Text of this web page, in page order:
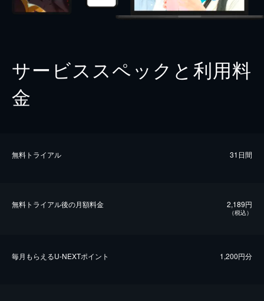
サービススペックと利用料
金
無料トライアル 31日間
無料トライアル後の⽉額料金 2,189円
（税込）
毎⽉もらえるU-NEXTポイント 1,200円分